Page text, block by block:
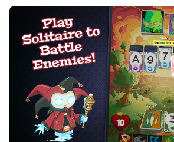
而文件互傳功能讓分享圖像、影片和
下載Solitairica並在PC上運行。享受
質畫質吧!
Solitairica takes RPG combat
rogue-like progression to a
world of solitaire!